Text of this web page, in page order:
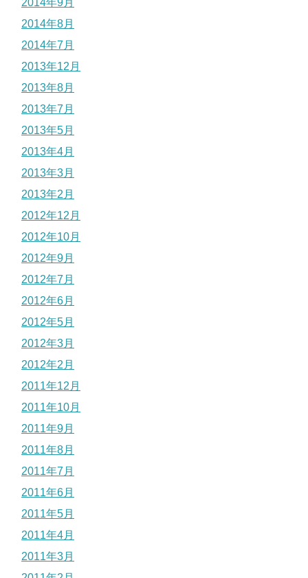
2014年8月
2014年7月
2013年12月
2013年8月
2013年7月
2013年5月
2013年4月
2013年3月
2013年2月
2012年12月
2012年10月
2012年9月
2012年7月
2012年6月
2012年5月
2012年3月
2012年2月
2011年12月
2011年10月
2011年9月
2011年8月
2011年7月
2011年6月
2011年5月
2011年4月
2011年3月